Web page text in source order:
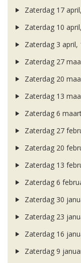
Zaterdag 17
Zaterdag 10
Zaterdag 3 april,
Zaterdag 27
Zaterdag 20
Zaterdag 13
Zaterdag 6
Zaterdag 27
Zaterdag 20
Zaterdag 13
Zaterdag 6
Zaterdag 30
Zaterdag 23
Zaterdag 16
Zaterdag 9